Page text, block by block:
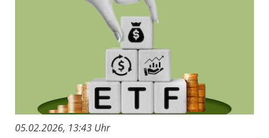
05.02.2026, 13:43 Uhr